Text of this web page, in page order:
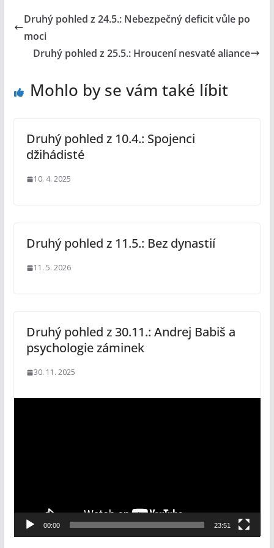
Druhý pohled z 24.5.: Nebezpečný deficit vůle po
moci
Druhý pohled z 25.5.: Hroucení nesvaté aliance
Mohlo by se vám také líbit
Druhý pohled z 10.4.: Spojenci
džihádisté
10. 4. 2025
Druhý pohled z 11.5.: Bez dynastií
11. 5. 2026
Druhý pohled z 30.11.: Andrej Babiš a
psychologie záminek
30. 11. 2025
e
00:00 23:51